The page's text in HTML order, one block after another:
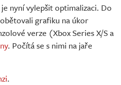
nyní vylepšit optimalizaci. Do
grafiku na úkor
verze (Xbox Series X/S a
. Počítá se s nimi na jaře
.